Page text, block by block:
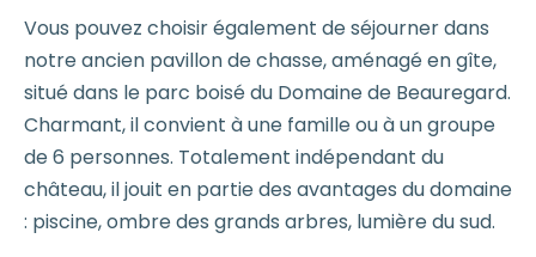
Vous pouvez choisir également de séjourner dans
notre ancien pavillon de chasse, aménagé en gîte,
situé dans le parc boisé du Domaine de Beauregard.
Charmant, il convient à une famille ou à un groupe
de 6 personnes. Totalement indépendant du
château, il jouit en partie des avantages du domaine
: piscine, ombre des grands arbres, lumière du sud.